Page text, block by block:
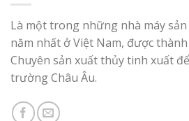
Là một trong những nhà máy
năm nhất ở Việt Nam, được
Chuyên sản xuất thủy tinh xuất
trường Châu Âu.